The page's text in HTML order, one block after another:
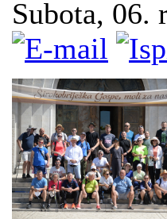
Subota, 06.